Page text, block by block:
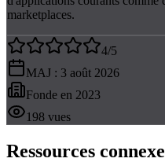
marketplaces.
4/5
MAJ : 3 août 2026
Fonde en 2023
198 vues
Ressources